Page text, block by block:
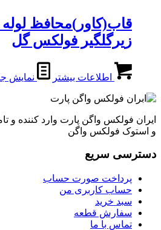
قاب(کاور)محافظ لوله
زیرگلگیر فولکس گل
اطلاعات بیشتر نمایش
ایران فولکس واگن پارت وارد کننده و
و استوک فولکس واگن
دسترسی سریع
پرداخت صورت حساب
حساب کاربری من
سبد خرید
سفارش قطعه
تماس با ما